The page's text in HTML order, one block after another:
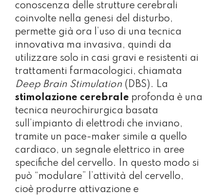
conoscenza delle strutture cerebrali
coinvolte nella genesi del disturbo,
permette già ora l’uso di una tecnica
innovativa ma invasiva, quindi da
utilizzare solo in casi gravi e resistenti ai
trattamenti farmacologici, chiamata
Deep Brain Stimulation (DBS). La
stimolazione cerebrale profonda è una
tecnica neurochirurgica basata
sull’impianto di elettrodi che inviano,
tramite un pace-maker simile a quello
cardiaco, un segnale elettrico in aree
specifiche del cervello. In questo modo si
può “modulare” l’attività del cervello,
cioè produrre attivazione e